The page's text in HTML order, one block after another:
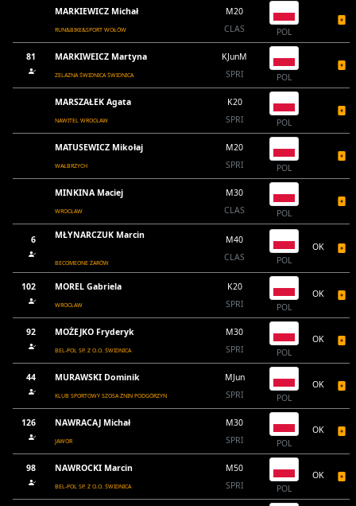
MARKIEWICZ Michał
RUN&BIKE&SPORT WOŁÓW
M20
CLAS
POL
81 MARKIWEICZ Martyna
ZELAZNA ŚWIDNICA ŚWIDNICA
KJunM
SPRI
POL
MARSZAŁEK Agata
NAWITEL WROCŁAW
K20
SPRI
POL
MATUSEWICZ Mikołaj
WAŁBRZYCH
M20
SPRI
POL
MINKINA Maciej
WROCŁAW
M30
CLAS
POL
6 MŁYNARCZUK Marcin
BECOMEONE ŻARÓW
M40
CLAS
POL
OK
102 MOREL Gabriela
WROCŁAW
K20
SPRI
POL
OK
92 MOŻEJKO Fryderyk
BEL-POL SP. Z O.O. ŚWIDNICA
M30
SPRI
POL
OK
44 MURAWSKI Dominik
KLUB SPORTOWY SZOSA ŻNIN PODGÓRZYN
MJun
SPRI
POL
OK
126 NAWRACAJ Michał
JAWOR
M30
SPRI
POL
OK
98 NAWROCKI Marcin
BEL-POL SP. Z O.O. ŚWIDNICA
M50
SPRI
POL
OK